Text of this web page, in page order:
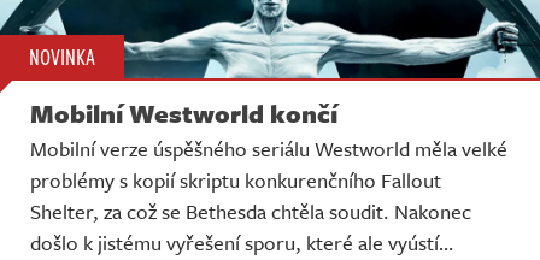
NOVINKA
Mobilní Westworld končí
Mobilní verze úspěšného seriálu Westworld měla velké
problémy s kopií skriptu konkurenčního Fallout
Shelter, za což se Bethesda chtěla soudit. Nakonec
došlo k jistému vyřešení sporu, které ale vyústí…